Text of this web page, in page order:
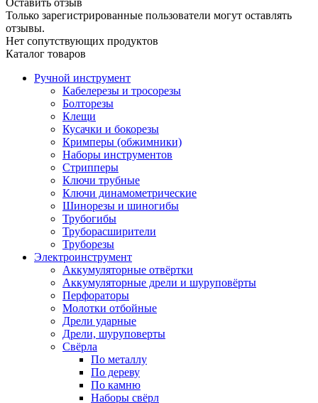
Только зарегистрированные пользователи могут оставлять
отзывы.
Нет сопутствующих продуктов
Каталог товаров
Ручной инструмент
Кабелерезы и тросорезы
Болторезы
Клещи
Кусачки и бокорезы
Кримперы (обжимники)
Наборы инструментов
Стрипперы
Ключи трубные
Ключи динамометрические
Шинорезы и шиногибы
Трубогибы
Труборасширители
Труборезы
Электроинструмент
Аккумуляторные отвёртки
Аккумуляторные дрели и шуруповёрты
Перфораторы
Молотки отбойные
Дрели ударные
Дрели, шуруповерты
Свёрла
По металлу
По дереву
По камню
Наборы свёрл